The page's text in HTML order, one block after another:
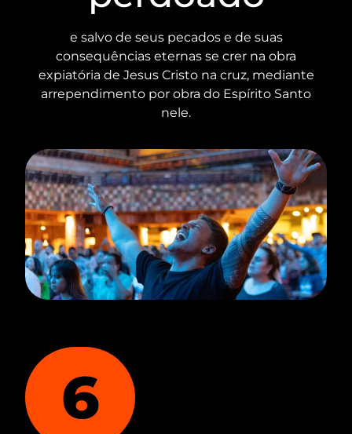
e salvo de seus pecados e de suas
consequências eternas se crer na obra
expiatória de Jesus Cristo na cruz, mediante
arrependimento por obra do Espírito Santo
nele.
6